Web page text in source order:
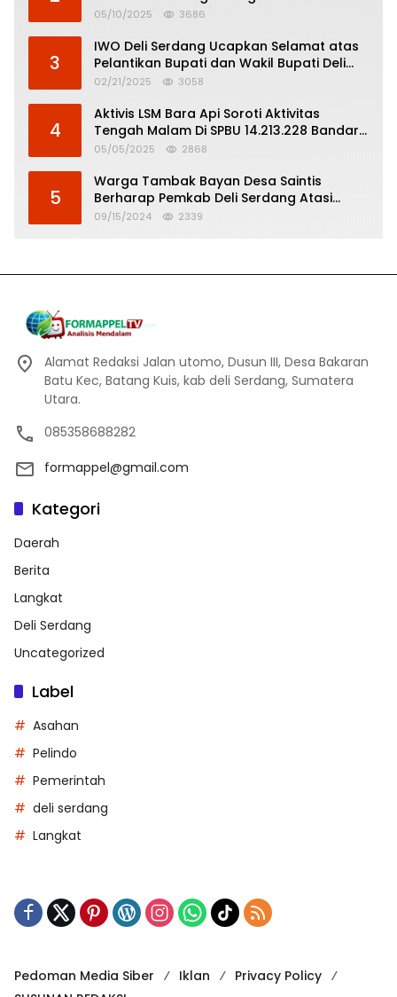
Pertanggungjawaban Politik
05/10/2025 3686
3
IWO Deli Serdang Ucapkan Selamat atas
Pelantikan Bupati dan Wakil Bupati Deli
Serdang
02/21/2025 3058
4
Aktivis LSM Bara Api Soroti Aktivitas
Tengah Malam Di SPBU 14.213.228 Bandar
Tinggi
05/05/2025 2868
5
Warga Tambak Bayan Desa Saintis
Berharap Pemkab Deli Serdang Atasi
Banjir
09/15/2024 2339
Alamat Redaksi Jalan utomo, Dusun III, Desa Bakaran
Batu Kec, Batang Kuis, kab deli Serdang, Sumatera
Utara.
085358688282
formappel@gmail.com
Kategori
Daerah
Berita
Langkat
Deli Serdang
Uncategorized
Label
Asahan
Pelindo
Pemerintah
deli serdang
Langkat
Pedoman Media Siber Iklan
Privacy Policy